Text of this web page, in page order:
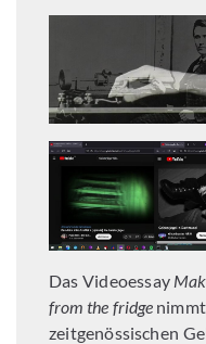
Das Videoessay
from the fridge
zeitgenössischen